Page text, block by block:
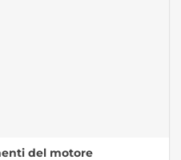
del motore